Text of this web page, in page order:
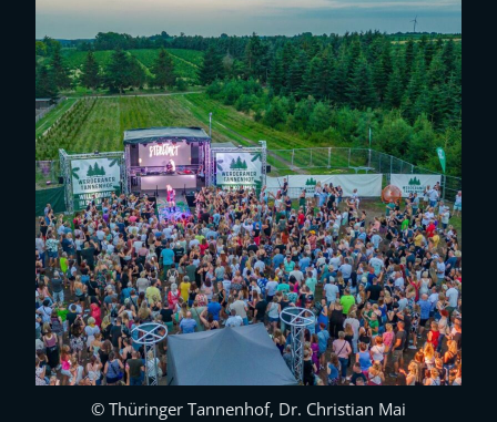
© Thüringer Tannenhof, Dr. Christian Mai